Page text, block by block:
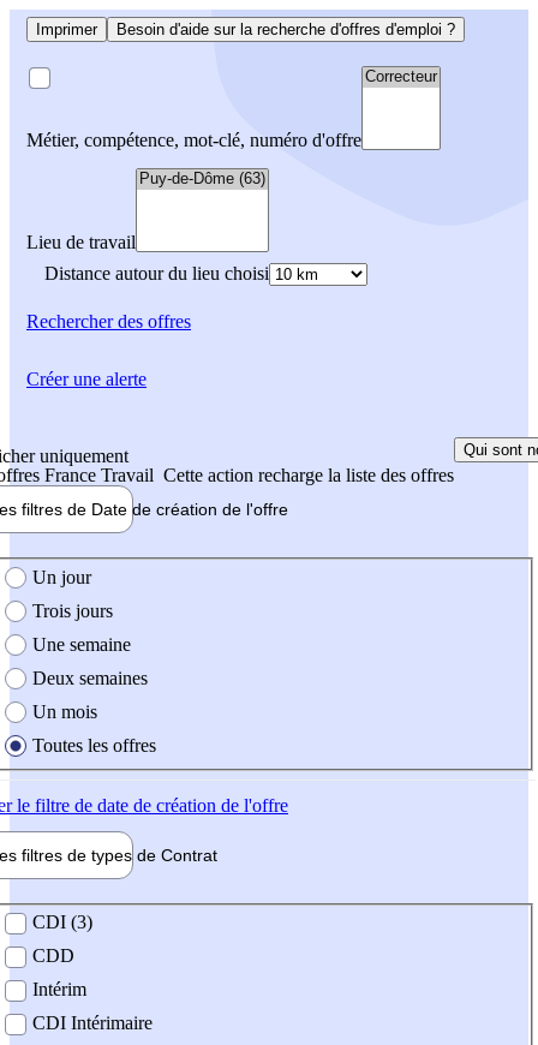
Imprimer Besoin d'aide sur la recherche d'offres d'emploi ?
Métier, compétence, mot-clé, numéro d'offre
Lieu de travail
Distance autour du lieu choisi
Rechercherdes offres
uniquement
France Travail Cette action recharge la liste des offres
Qui sont
filtres de Date de création de l'offre
création de l'offre
Un jour
Trois jours
Une semaine
Deux semaines
Un mois
Toutes les offres
le filtre de date de création de l'offre
filtres de types de Contrat
contrat
CDI (3)
CDD
Intérim
CDI Intérimaire
Créer une alerte